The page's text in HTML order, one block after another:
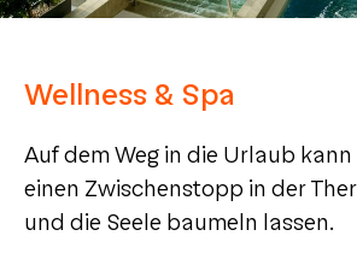
Wellness & Spa
Auf dem Weg in die Urlaub
einen Zwischenstopp in der
und die Seele baumeln lassen.